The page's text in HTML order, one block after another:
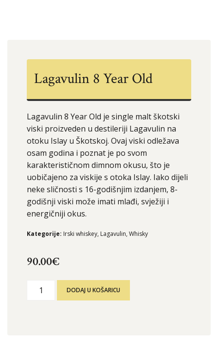
Lagavulin 8 Year Old
Lagavulin 8 Year Old je single malt škotski
viski proizveden u destileriji Lagavulin na
otoku Islay u Škotskoj. Ovaj viski odležava
osam godina i poznat je po svom
karakterističnom dimnom okusu, što je
uobičajeno za viskije s otoka Islay. Iako dijeli
neke sličnosti s 16-godišnjim izdanjem, 8-
godišnji viski može imati mlađi, svježiji i
energičniji okus.
Kategorije: Irski whiskey, Lagavulin, Whisky
90.00€
DODAJ U KOŠARICU